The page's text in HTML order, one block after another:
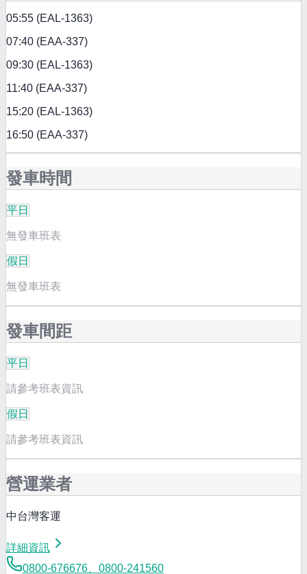
05:55 (EAL-1363)
07:40 (EAA-337)
09:30 (EAL-1363)
11:40 (EAA-337)
15:20 (EAL-1363)
16:50 (EAA-337)
發車時間
平日
無發車班表
假日
無發車班表
發車間距
平日
請參考班表資訊
假日
請參考班表資訊
營運業者
中台灣客運
詳細資訊
0800-676676、0800-241560